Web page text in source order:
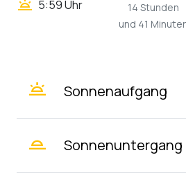
wb_twilight 5:59 Uhr
14 Stunden
und 41
wb_twilight Sonnenaufgang
wb_twilight_2 Sonnenuntergang